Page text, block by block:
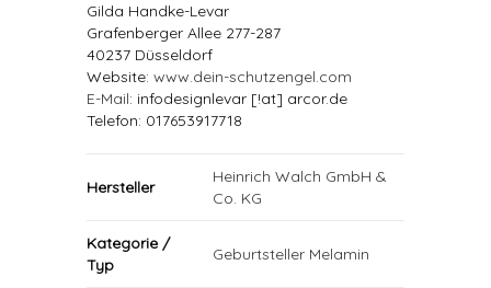
Gilda Handke-Levar
Grafenberger Allee 277-287
40237 Düsseldorf
Website: www.dein-schutzengel.com
E-Mail: infodesignlevar [!at] arcor.de
Telefon: 017653917718
Hersteller
Heinrich Walch GmbH &
Co. KG
Kategorie /
Typ
Geburtsteller Melamin